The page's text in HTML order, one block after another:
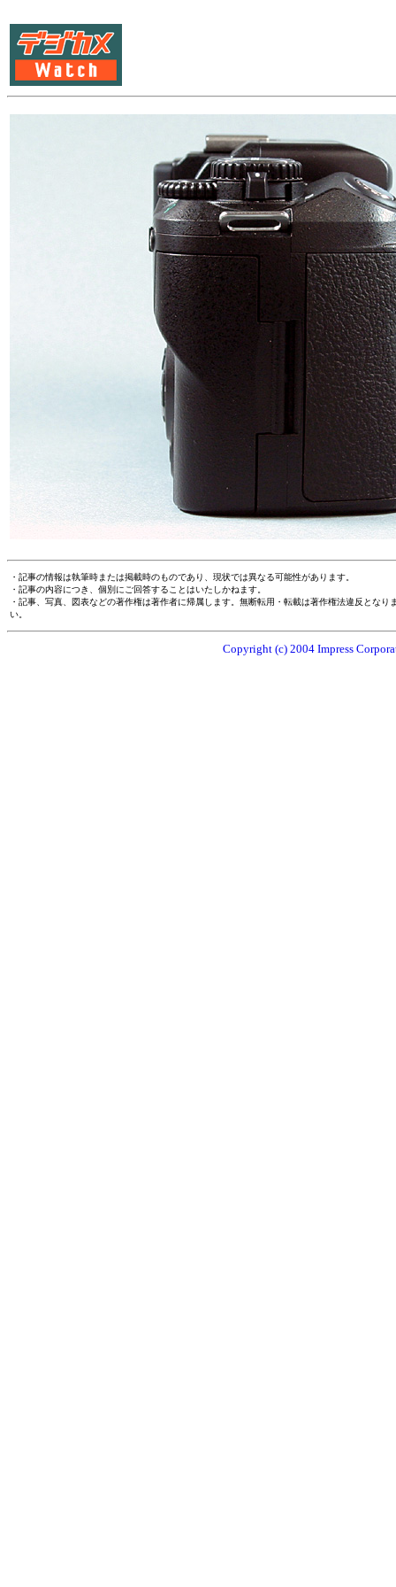
・記事の情報は執筆時または掲載時のものであり、現状では異なる可能性があります。
・記事の内容につき、個別にご回答することはいたしかねます。
・記事、写真、図表などの著作権は著作者に帰属します。無断転用・転載は著作権法違反とな
い。
Copyright (c) 2004 Impress